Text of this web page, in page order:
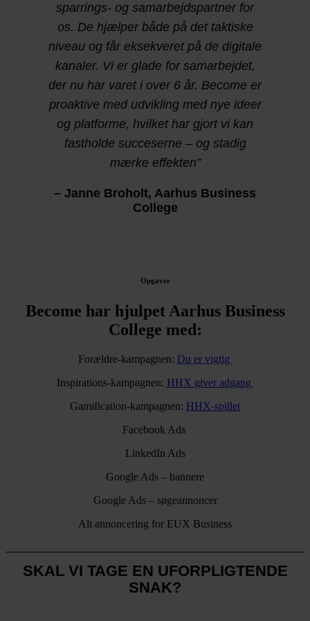
sparrings- og samarbejdspartner for
os. De hjælper både på det taktiske
niveau og får eksekveret på de digitale
kanaler. Vi er glade for samarbejdet,
der nu har varet i over 6 år. Become er
proaktive med udvikling med nye ideer
og platforme, hvilket har gjort vi kan
fastholde succeserne – og stadig
mærke effekten”
– Janne Broholt, Aarhus Business
College
Opgaver
Become har hjulpet Aarhus Business
College med:
Forældre-kampagnen: Du er vigtig
Inspirations-kampagnen: HHX giver adgang
Gamification-kampagnen: HHX-spillet
Facebook Ads
LinkedIn Ads
Google Ads – bannere
Google Ads – søgeannoncer
Alt annoncering for EUX Business
SKAL VI TAGE EN UFORPLIGTENDE
SNAK?